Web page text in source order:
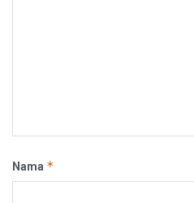
Nama *